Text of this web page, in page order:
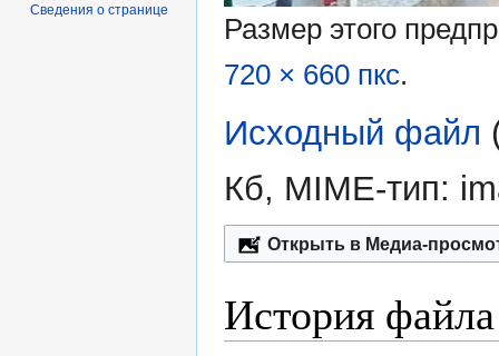
Размер этого
720 × 660 пкс.
Исходный файл
Кб, MIME-тип:
Открыть в Медиа-
История файла
Сведения о странице